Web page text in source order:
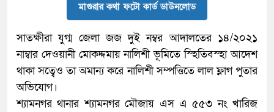
মাগুরার কথা ফটো কার্ড ডাউনলোড
সাতক্ষীরা যুগ্ম জেলা জজ দুই নম্বর আদালতের ১৪/২০২১
নাম্বার দেওয়ানী মোকদ্দমায় নালিশী ভূমিতে স্হিতিবস্হা আদেশ
থাকা সত্বেও তা অমান্য করে নালিশী সম্পত্তিতে লাল ফ্লাগ পুতার
অভিযোগ।
শ্যামনগর থানার শ্যামনগর মৌজায় এস এ ৫৫৩ নং খারিজ